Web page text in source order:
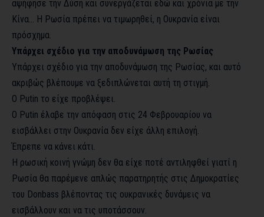
αψήφησε την Δύση και συνεργάζεται εδώ και χρόνια με την
Κίνα… Η Ρωσία πρέπει να τιμωρηθεί, η Ουκρανία είναι
πρόσχημα.
Υπάρχει σχέδιο για την αποδυνάμωση της Ρωσίας
Υπάρχει σχέδιο για την αποδυνάμωση της Ρωσίας, και αυτό
ακριβώς βλέπουμε να ξεδιπλώνεται αυτή τη στιγμή.
Ο Putin το είχε προβλέψει.
Ο Putin έλαβε την απόφαση στις 24 Φεβρουαρίου να
εισβάλλει στην Ουκρανία δεν είχε άλλη επιλογή.
Έπρεπε να κάνει κάτι.
Η ρωσική κοινή γνώμη δεν θα είχε ποτέ αντιληφθεί γιατί η
Ρωσία θα παρέμενε απλώς παρατηρητής στις Δημοκρατίες
του Donbass βλέποντας τις ουκρανικές δυνάμεις να
εισβάλλουν και να τις υποτάσσουν.